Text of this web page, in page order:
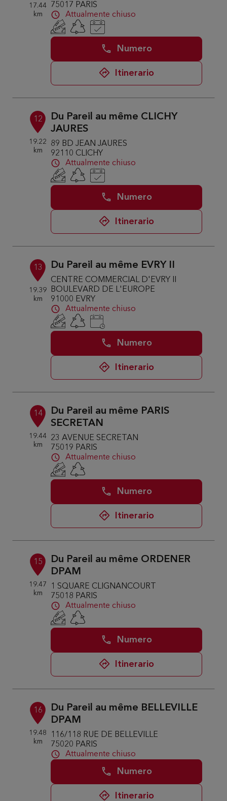
17.44
km
75017 PARIS
Attualmente chiuso
Numero
Itinerario
12
19.22
km
Du Pareil au même CLICHY
JAURES
89 BD JEAN JAURES
92110 CLICHY
Attualmente chiuso
Numero
Itinerario
13
19.39
km
Du Pareil au même EVRY II
CENTRE COMMERCIAL D'EVRY II
BOULEVARD DE L'EUROPE
91000 EVRY
Attualmente chiuso
Numero
Itinerario
14
19.44
km
Du Pareil au même PARIS
SECRETAN
23 AVENUE SECRETAN
75019 PARIS
Attualmente chiuso
Numero
Itinerario
15
19.47
km
Du Pareil au même ORDENER
DPAM
1 SQUARE CLIGNANCOURT
75018 PARIS
Attualmente chiuso
Numero
Itinerario
16
19.48
km
Du Pareil au même BELLEVILLE
DPAM
116/118 RUE DE BELLEVILLE
75020 PARIS
Attualmente chiuso
Numero
Itinerario